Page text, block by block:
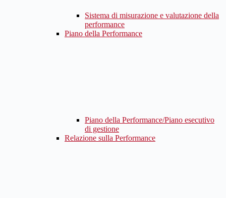
Sistema di misurazione e valutazione della
performance
Piano della Performance
Piano della Performance/Piano esecutivo
di gestione
Relazione sulla Performance